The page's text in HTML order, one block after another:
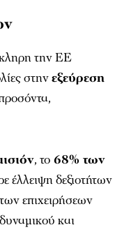
την ΕΕ
στηνεξεύρεση
, το 68% των
έλλειψη δεξιοτήτων
επιχειρήσεων
και